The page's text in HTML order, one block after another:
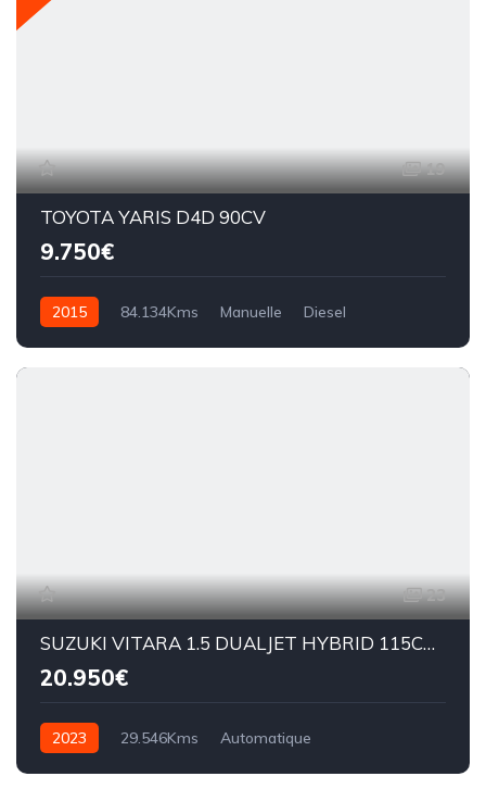
19
TOYOTA YARIS D4D 90CV
9.750€
2015 84.134Kms Manuelle Diesel
23
SUZUKI VITARA 1.5 DUALJET HYBRID 115CV PRIVILEGE AUTO BV6
20.950€
2023 29.546Kms
Automatique